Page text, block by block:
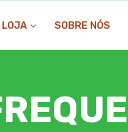
LOJA SOBRE NÓS